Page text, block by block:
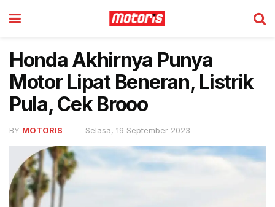
Honda Akhirnya Punya
Motor Lipat Beneran, Listrik
Pula, Cek Brooo
BY MOTORIS Selasa, 19 September 2023